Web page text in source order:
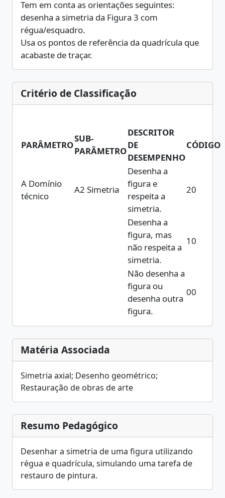
Tem em conta as orientações seguintes:
desenha a simetria da Figura 3 com
régua/esquadro.
Usa os pontos de referência da quadrícula que
acabaste de traçar.
Critério de Classificação
PARÂMETRO
SUB-
PARÂMETRO
DESCRITOR
DE
DESEMPENHO
CÓDIGO
A Domínio
técnico
A2 Simetria
Desenha a
figura e
respeita a
simetria.
20
Desenha a
figura, mas
não respeita a
simetria.
10
Não desenha a
figura ou
desenha outra
figura.
00
Matéria Associada
Simetria axial; Desenho geométrico;
Restauração de obras de arte
Resumo Pedagógico
Desenhar a simetria de uma figura utilizando
régua e quadrícula, simulando uma tarefa de
restauro de pintura.